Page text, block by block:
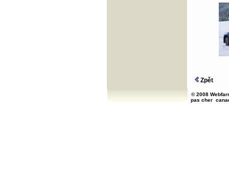
Zpět
© 2008
pas cher